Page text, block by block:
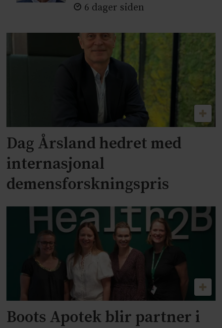
6 dager siden
Dag Årsland hedret med
internasjonal
demensforskningspris
Boots Apotek blir partner i